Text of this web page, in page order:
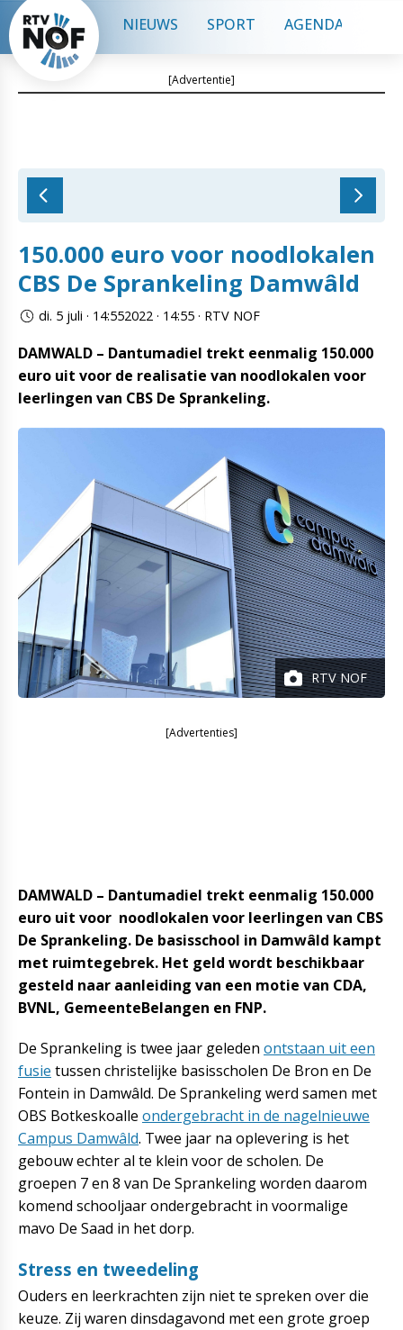
NIEUWS SPORT AGENDA
[Advertentie]
150.000 euro voor noodlokalen
CBS De Sprankeling Damwâld
di. 5 juli · 14:552022 · 14:55 · RTV NOF
DAMWALD – Dantumadiel trekt eenmalig 150.000
euro uit voor de realisatie van noodlokalen voor
leerlingen van CBS De Sprankeling.
RTV NOF
[Advertenties]
DAMWALD – Dantumadiel trekt eenmalig 150.000
euro uit voor noodlokalen voor leerlingen van CBS
De Sprankeling. De basisschool in Damwâld kampt
met ruimtegebrek. Het geld wordt beschikbaar
gesteld naar aanleiding van een motie van CDA,
BVNL, GemeenteBelangen en FNP.
De Sprankeling is twee jaar geleden ontstaan uit een
fusie tussen christelijke basisscholen De Bron en De
Fontein in Damwâld. De Sprankeling werd samen met
OBS Botkeskoalle ondergebracht in de nagelnieuwe
Campus Damwâld. Twee jaar na oplevering is het
gebouw echter al te klein voor de scholen. De
groepen 7 en 8 van De Sprankeling worden daarom
komend schooljaar ondergebracht in voormalige
mavo De Saad in het dorp.
Stress en tweedeling
Ouders en leerkrachten zijn niet te spreken over die
keuze. Zij waren dinsdagavond met een grote groep